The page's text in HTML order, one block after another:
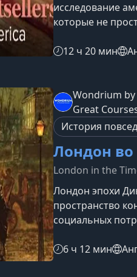
исследование
которые не
формировали
протяжении
бестселлеры
отражали
конфликты и
становились
12 ч 20 мин
Wondrium by
Great
История
Лондон
London in the
Лондон эпохи
пространство
социальных
город
почему его
остаётся
6 ч 12 мин